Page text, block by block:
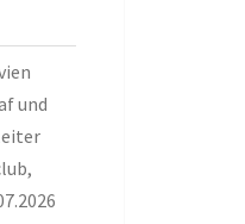
und